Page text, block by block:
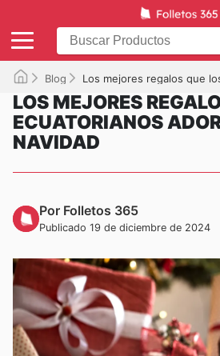
Blog Los mejores regalos que los
LOS MEJORES
ECUATORIANOS
NAVIDAD
Por Folletos 365
Publicado 19 de diciembre de 2024